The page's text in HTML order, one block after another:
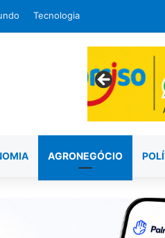
Tecnologia
AGRONEGÓCIO